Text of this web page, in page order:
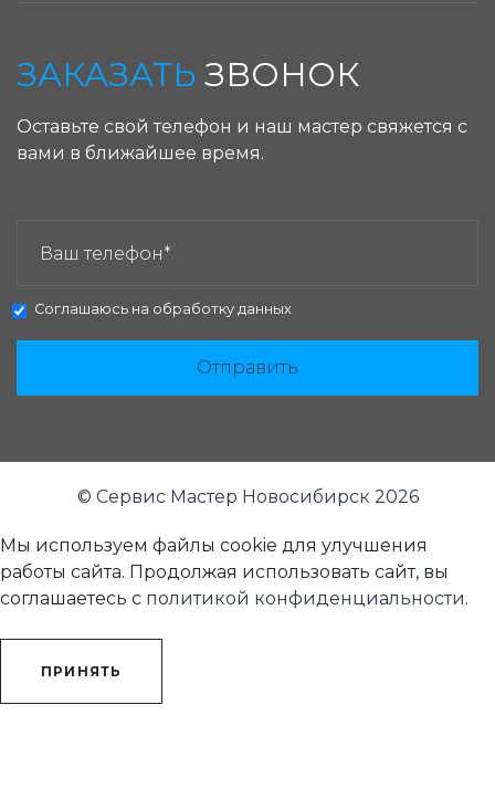
ЗАКАЗАТЬ ЗВОНОК
Оставьте свой телефон и наш мастер свяжется с
вами в ближайшее время.
Соглашаюсь на обработку данных
Отправить
© Сервис Мастер Новосибирск 2026
Мы используем файлы cookie для улучшения
работы сайта. Продолжая использовать сайт, вы
соглашаетесь с политикой конфиденциальности.
ПРИНЯТЬ